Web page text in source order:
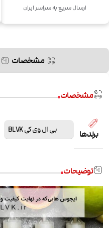
ارسال سریع به سراسر ایران
مشخصات
مشخصات
برندها بی ال وی کی BLVK
توضیحات